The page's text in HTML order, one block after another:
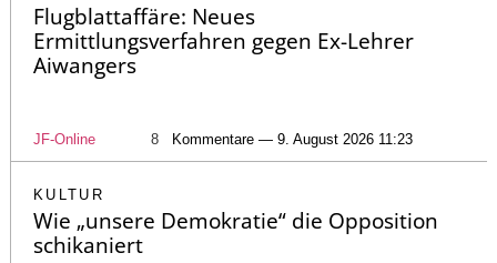
Flugblattaffäre: Neues
Ermittlungsverfahren gegen Ex-Lehrer
Aiwangers
JF-Online 8 Kommentare — 9. August 2026 11:23
KULTUR
Wie „unsere Demokratie“ die Opposition
schikaniert